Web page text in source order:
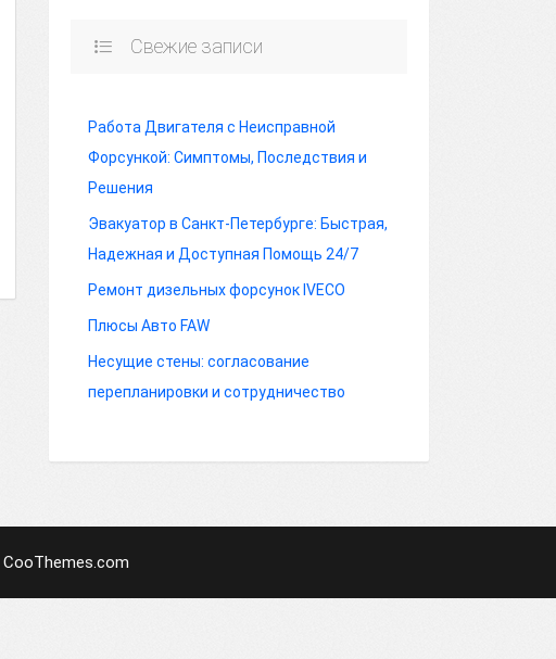
Свежие записи
Работа Двигателя с Неисправной
Форсункой: Симптомы, Последствия и
Решения
Эвакуатор в Санкт-Петербурге: Быстрая,
Надежная и Доступная Помощь 24/7
Ремонт дизельных форсунок IVECO
Плюсы Авто FAW
Несущие стены: согласование
перепланировки и сотрудничество
CooThemes.com